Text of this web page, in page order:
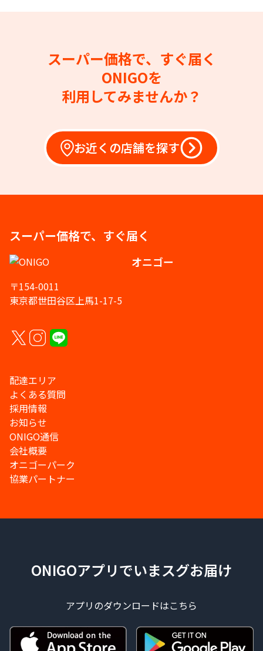
スーパー価格で、すぐ届く
ONIGOを
利用してみませんか？
お近くの店舗を探す
スーパー価格で、すぐ届く
オニゴー
〒154-0011
東京都世田谷区上馬1-17-5
配達エリア
よくある質問
採用情報
お知らせ
ONIGO通信
会社概要
オニゴーパーク
協業パートナー
ONIGOアプリでいまスグお届け
アプリのダウンロードはこちら